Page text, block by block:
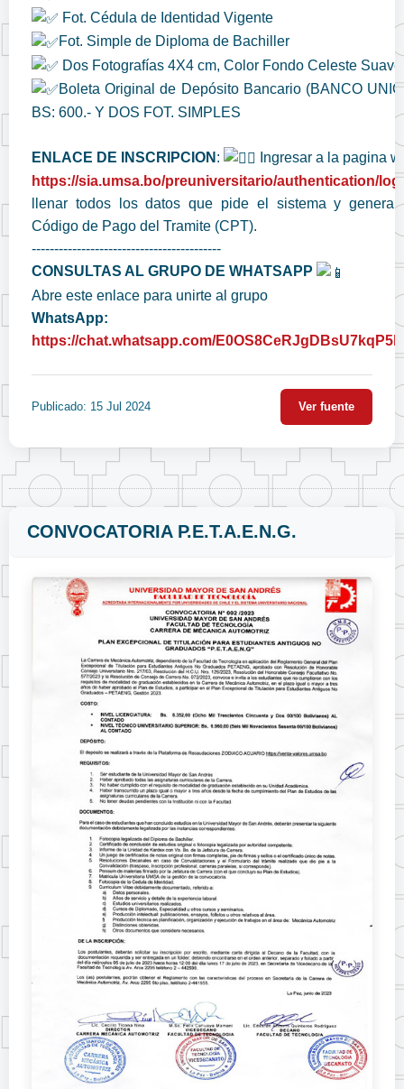
Fot. Cédula de Identidad Vigente
Fot. Simple de Diploma de Bachiller
Dos Fotografías 4X4 cm, Color Fondo Celeste Suave
Boleta Original de Depósito Bancario (BANCO
BS: 600.- Y DOS FOT. SIMPLES
ENLACE DE INSCRIPCION :
Ingresar a la pagina
https://sia.umsa.bo/preuniversitario/authentication/
llenar todos los datos que pide el sistema y
Código de Pago del Tramite (CPT).
------------------------------------------
CONSULTAS AL GRUPO DE WHATSAPP
Abre este enlace para unirte al grupo
WhatsApp:
https://chat.whatsapp.com/
Publicado: 15 Jul 2024 Ver fuente
CONVOCATORIA P.E.T.A.E.N.G.